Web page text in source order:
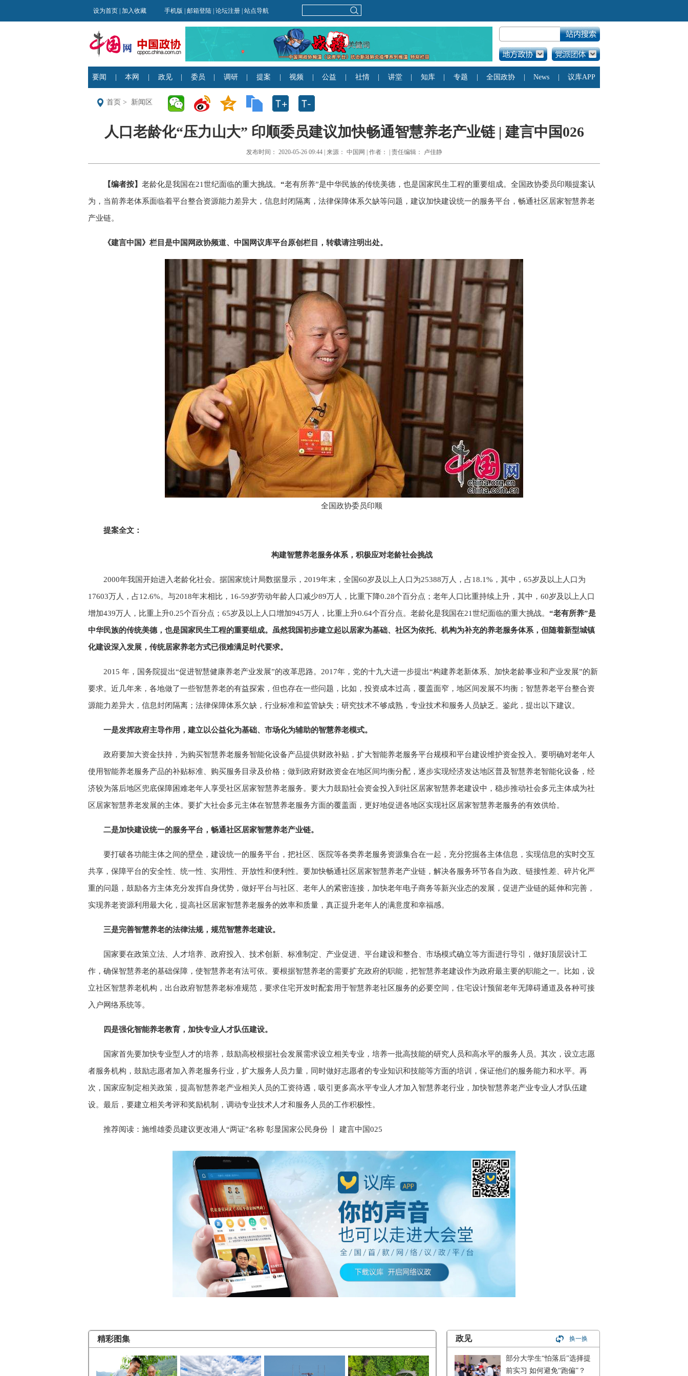
首页 > 新闻区
人口老龄化“压力山大” 印顺委员建议加快畅通智慧养老产业链 | 建言中国026
发布时间： 2020-05-26 09:44 | 来源： 中国网 | 作者： | 责任编辑： 卢佳静
【编者按】 老龄化是我国在21世纪面临的重大挑战。 “老有所养”是中华民族的传统美德，也是国家民生工程的重要组成。全国政协委员印顺提案认
为，当前养老体系面临着平台整合资源能力差异大，信息封闭隔离，法律保障体系欠缺等问题，建议加快建设统一的服务平台，畅通社区居家智慧养老
产业链。
《建言中国》栏目是中国网政协频道、中国网议库平台原创栏目，转载请注明出处。
全国政协委员印顺
提案全文：
构建智慧养老服务体系，积极应对老龄社会挑战
2000年我国开始进入老龄化社会。据国家统计局数据显示，2019年末，全国60岁及以上人口为25388万人，占18.1%，其中，65岁及以上人口为
17603万人，占12.6%。与2018年末相比，16-59岁劳动年龄人口减少89万人，比重下降0.28个百分点；老年人口比重持续上升，其中，60岁及以上人口
增加439万人，比重上升0.25个百分点；65岁及以上人口增加945万人，比重上升0.64个百分点。老龄化是我国在21世纪面临的重大挑战。 “老有所养”是
中华民族的传统美德，也是国家民生工程的重要组成。虽然我国初步建立起以居家为基础、社区为依托、机构为补充的养老服务体系，但随着新型城镇
化建设深入发展，传统居家养老方式已很难满足时代要求。
2015 年，国务院提出“促进智慧健康养老产业发展”的改革思路。2017年，党的十九大进一步提出“构建养老新体系、加快老龄事业和产业发展”的新
要求。近几年来，各地做了一些智慧养老的有益探索，但也存在一些问题，比如，投资成本过高，覆盖面窄，地区间发展不均衡；智慧养老平台整合资
源能力差异大，信息封闭隔离；法律保障体系欠缺，行业标准和监管缺失；研究技术不够成熟，专业技术和服务人员缺乏。鉴此，提出以下建议。
一是发挥政府主导作用，建立以公益化为基础、市场化为辅助的智慧养老模式。
政府要加大资金扶持，为购买智慧养老服务智能化设备产品提供财政补贴，扩大智能养老服务平台规模和平台建设维护资金投入。要明确对老年人
使用智能养老服务产品的补贴标准、购买服务目录及价格；做到政府财政资金在地区间均衡分配，逐步实现经济发达地区普及智慧养老智能化设备，经
济较为落后地区兜底保障困难老年人享受社区居家智慧养老服务。要大力鼓励社会资金投入到社区居家智慧养老建设中，稳步推动社会多元主体成为社
区居家智慧养老发展的主体。要扩大社会多元主体在智慧养老服务方面的覆盖面，更好地促进各地区实现社区居家智慧养老服务的有效供给。
二是加快建设统一的服务平台，畅通社区居家智慧养老产业链。
要打破各功能主体之间的壁垒，建设统一的服务平台，把社区、医院等各类养老服务资源集合在一起，充分挖掘各主体信息，实现信息的实时交互
共享，保障平台的安全性、统一性、实用性、开放性和便利性。要加快畅通社区居家智慧养老产业链，解决各服务环节各自为政、链接性差、碎片化严
重的问题，鼓励各方主体充分发挥自身优势，做好平台与社区、老年人的紧密连接，加快老年电子商务等新兴业态的发展，促进产业链的延伸和完善，
实现养老资源利用最大化，提高社区居家智慧养老服务的效率和质量，真正提升老年人的满意度和幸福感。
三是完善智慧养老的法律法规，规范智慧养老建设。
国家要在政策立法、人才培养、政府投入、技术创新、标准制定、产业促进、平台建设和整合、市场模式确立等方面进行导引，做好顶层设计工
作，确保智慧养老的基础保障，使智慧养老有法可依。要根据智慧养老的需要扩充政府的职能，把智慧养老建设作为政府最主要的职能之一。比如，设
立社区智慧养老机构，出台政府智慧养老标准规范，要求住宅开发时配套用于智慧养老社区服务的必要空间，住宅设计预留老年无障碍通道及各种可接
入户网络系统等。
四是强化智能养老教育，加快专业人才队伍建设。
国家首先要加快专业型人才的培养，鼓励高校根据社会发展需求设立相关专业，培养一批高技能的研究人员和高水平的服务人员。其次，设立志愿
者服务机构，鼓励志愿者加入养老服务行业，扩大服务人员力量，同时做好志愿者的专业知识和技能等方面的培训，保证他们的服务能力和水平。再
次，国家应制定相关政策，提高智慧养老产业相关人员的工资待遇，吸引更多高水平专业人才加入智慧养老行业，加快智慧养老产业专业人才队伍建
设。最后，要建立相关考评和奖励机制，调动专业技术人才和服务人员的工作积极性。
推荐阅读： 施维雄委员建议更改港人“两证”名称 彰显国家公民身份 丨 建言中国025